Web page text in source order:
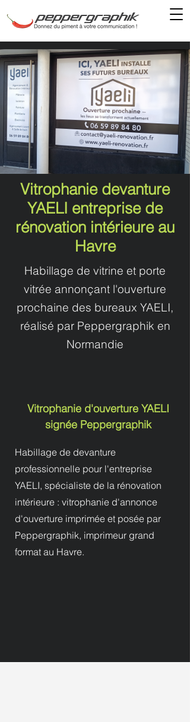
Vitrophanie devanture
YAELI entreprise de
rénovation intérieure au
Havre
Habillage de vitrine et porte
vitrée annonçant l'ouverture
prochaine des bureaux YAELI,
réalisé par Peppergraphik en
Normandie
Vitrophanie d'ouverture YAELI
signée Peppergraphik
Habillage de devanture
professionnelle pour l'entreprise
YAELI, spécialiste de la rénovation
intérieure : vitrophanie d'annonce
d'ouverture imprimée et posée par
Peppergraphik, imprimeur grand
format au Havre.